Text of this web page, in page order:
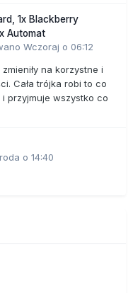
1x Blackberry
Automat
Wczoraj o 06:12
na korzystne i
Cała trójka robi to co
przyjmuje wszystko co
o 14:40